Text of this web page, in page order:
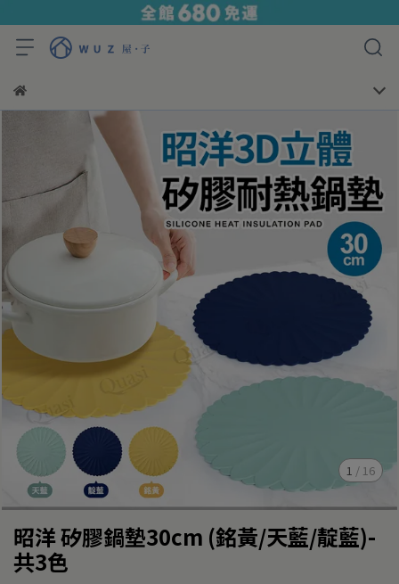
1 / 16
昭洋 矽膠鍋墊30cm (銘黃/天藍/靛藍)-
共3色